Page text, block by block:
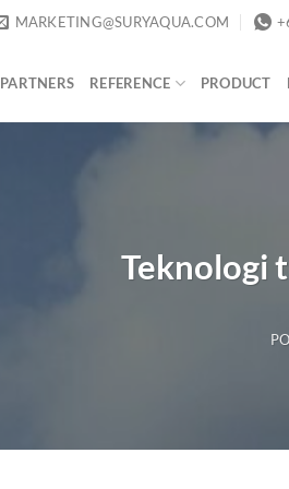
MARKETING@SURYAQUA.COM
PARTNERS REFERENCE PRODUCT
Teknologi